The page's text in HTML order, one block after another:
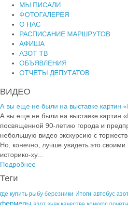
МЫ ПИСАЛИ
ФОТОГАЛЕРЕЯ
О НАС
РАСПИСАНИЕ МАРШРУТОВ
АФИША
АЗОТ ТВ
ОБЪЯВЛЕНИЯ
ОТЧЕТЫ ДЕПУТАТОВ
ВИДЕО
А вы еще не были на выставке картин
А вы еще не были на выставке картин
посвященной 90-летию города и
небольшую видео экскурсию с
Но, конечно, лучше увидеть это своими
историко-ху...
Подробнее
Теги
где купить рыбу березники Итоги автобус